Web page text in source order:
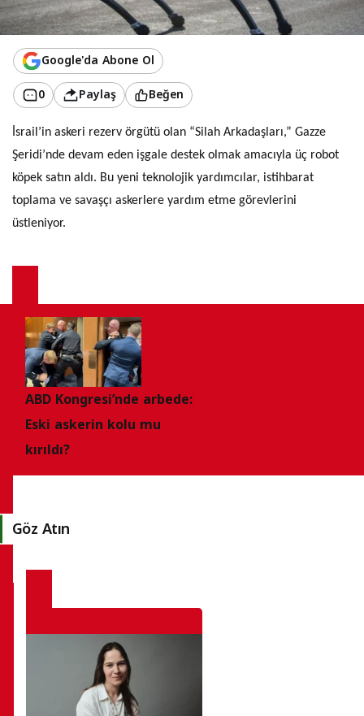
Google'da Abone Ol
0
Paylaş Beğen
İsrail’in askeri rezerv örgütü olan “Silah Arkadaşları,” Gazze
Şeridi’nde devam eden işgale destek olmak amacıyla üç robot
köpek satın aldı. Bu yeni teknolojik yardımcılar, istihbarat
toplama ve savaşçı askerlere yardım etme görevlerini
üstleniyor.
ABD Kongresi’nde arbede:
Eski askerin kolu mu
kırıldı?
Göz Atın